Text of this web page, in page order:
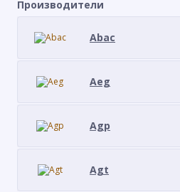
Производители
Abac
Aeg
Agp
Agt